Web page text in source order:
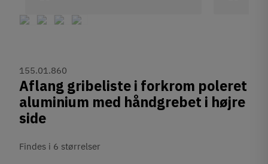
155.01.860
Aflang gribeliste i forkrom poleret
aluminium med håndgrebet i højre
side
Findes i 6 størrelser